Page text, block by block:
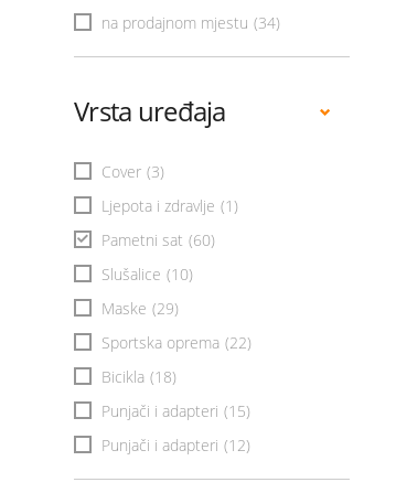
na prodajnom mjestu (34)
Vrsta uređaja
Cover (3)
Ljepota i zdravlje (1)
Pametni sat (60)
Slušalice (10)
Maske (29)
Sportska oprema (22)
Bicikla (18)
Punjači i adapteri (15)
Punjači i adapteri (12)